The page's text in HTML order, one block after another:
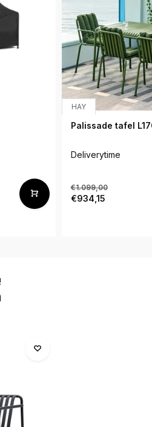
HAY
Palissade tafel
Deliverytime
€1.099,00
€934,15